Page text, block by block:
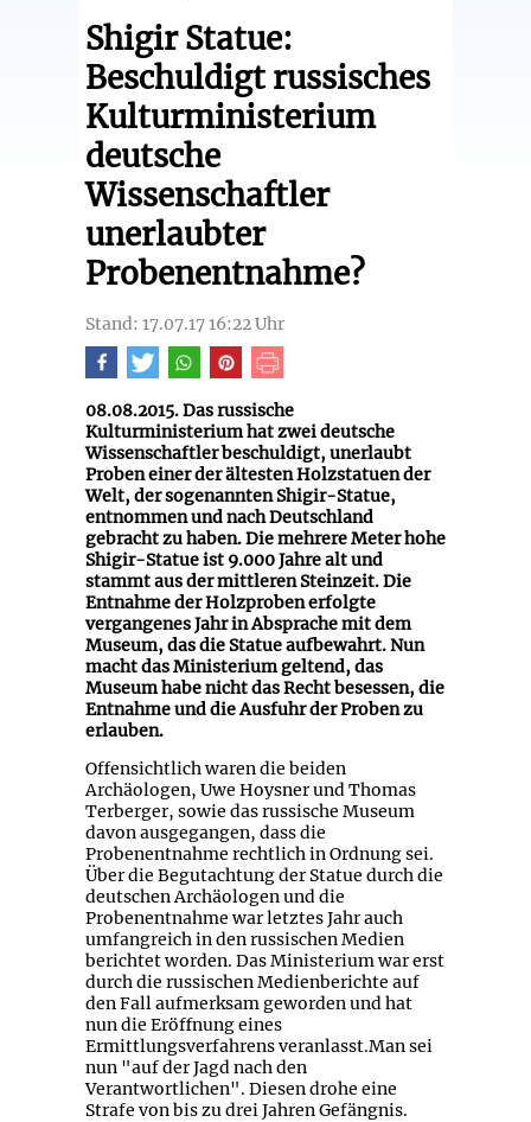
Shigir Statue:
Beschuldigt russisches
Kulturministerium
deutsche
Wissenschaftler
unerlaubter
Probenentnahme?
Stand: 17.07.17 16:22 Uhr
08.08.2015. Das russische
Kulturministerium hat zwei deutsche
Wissenschaftler beschuldigt, unerlaubt
Proben einer der ältesten Holzstatuen der
Welt, der sogenannten Shigir-Statue,
entnommen und nach Deutschland
gebracht zu haben. Die mehrere Meter hohe
Shigir-Statue ist 9.000 Jahre alt und
stammt aus der mittleren Steinzeit. Die
Entnahme der Holzproben erfolgte
vergangenes Jahr in Absprache mit dem
Museum, das die Statue aufbewahrt. Nun
macht das Ministerium geltend, das
Museum habe nicht das Recht besessen, die
Entnahme und die Ausfuhr der Proben zu
erlauben.
Offensichtlich waren die beiden
Archäologen, Uwe Hoysner und Thomas
Terberger, sowie das russische Museum
davon ausgegangen, dass die
Probenentnahme rechtlich in Ordnung sei.
Über die Begutachtung der Statue durch die
deutschen Archäologen und die
Probenentnahme war letztes Jahr auch
umfangreich in den russischen Medien
berichtet worden. Das Ministerium war erst
durch die russischen Medienberichte auf
den Fall aufmerksam geworden und hat
nun die Eröffnung eines
Ermittlungsverfahrens veranlasst.Man sei
nun "auf der Jagd nach den
Verantwortlichen". Diesen drohe eine
Strafe von bis zu drei Jahren Gefängnis.